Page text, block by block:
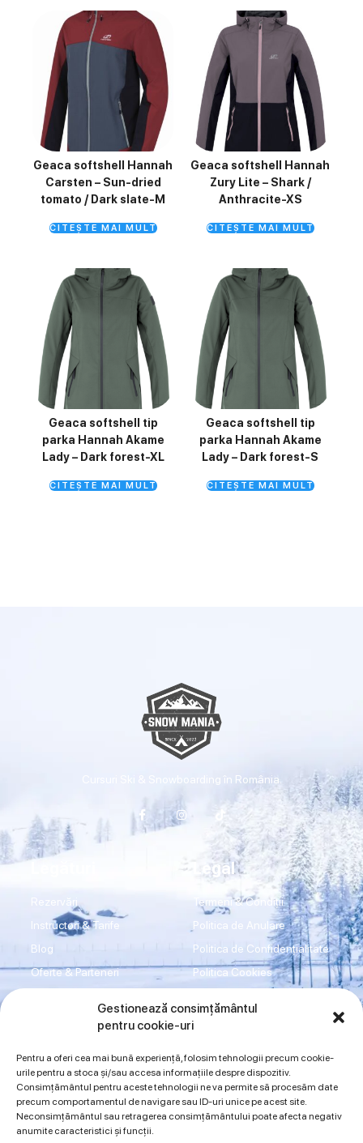
Gestionează consimțământul
pentru cookie-uri
Pentru a oferi cea mai bună experiență, folosim tehnologii precum cookie-
urile pentru a stoca și/sau accesa informațiile despre dispozitiv.
Consimțământul pentru aceste tehnologii ne va permite să procesăm date
precum comportamentul de navigare sau ID-uri unice pe acest site.
Neconsimțământul sau retragerea consimțământului poate afecta negativ
anumite caracteristici și funcții.
Geaca softshell Hannah
Carsten – Sun-dried
tomato / Dark slate-M
CITEȘTE MAI MULT
Geaca softshell Hannah
Zury Lite – Shark /
Anthracite-XS
CITEȘTE MAI MULT
Geaca softshell tip
parka Hannah Akame
Lady – Dark forest-XL
CITEȘTE MAI MULT
Geaca softshell tip
parka Hannah Akame
Lady – Dark forest-S
CITEȘTE MAI MULT
Cursuri Ski & Snowboarding în România.
Rezervări
Instructori & Tarife
Blog
Oferte & Parteneri
Legal
Termeni & Condiții
Politica de Anulare
Politica de Confidențialitate
Politica Cookies
Imprint
Sună acum
0734942997